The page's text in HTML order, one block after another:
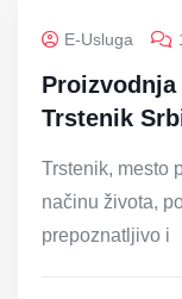
E-Usluga
Trstenik
Trstenik, mesto
načinu života,
prepoznatljivo i